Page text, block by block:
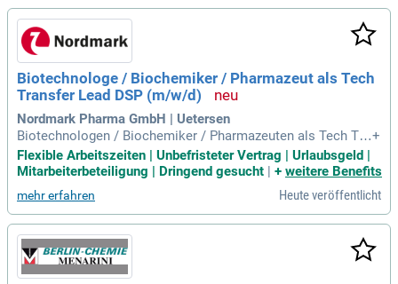
Biotechnologe / Biochemiker / Pharmazeut als Tech
Transfer Lead DSP (m/w/d)
Nordmark Pharma GmbH | Uetersen
Biotechnologen / Biochemiker / Pharmazeuten als Tech Tra
nsfer Lead DSP (m/w/d): Vollzeit, unbefristet: Kennziffer: Ad
v.
+
Flexible Arbeitszeiten | Unbefristeter Vertrag | Urlaubsgeld |
Mitarbeiterbeteiligung | Dringend gesucht | + weitere Benefits
mehr erfahren Heute veröffentlicht